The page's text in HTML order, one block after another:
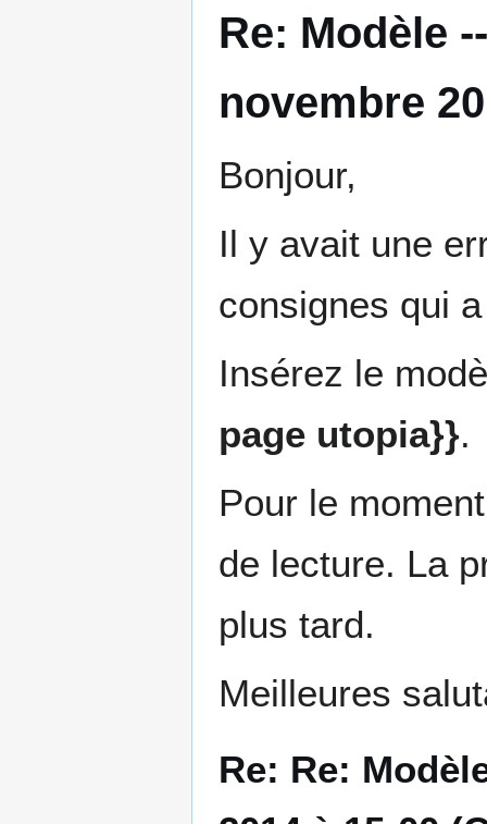
Re: Modèle
novembre
Bonjour,
Il y avait une
consignes qui
Insérez le
page utopia}}.
Pour le
de lecture. La
plus tard.
Meilleures
Re: Re: